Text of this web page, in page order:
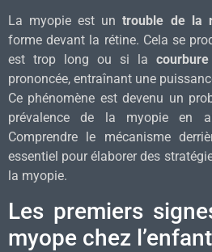
La myopie est untrouble de la
forme devant la rétine. Cela se
est trop long ou si la
prononcée, entraînant une
Ce phénomène est devenu un
prévalence de la myopie en
Comprendre le mécanisme
essentiel pour élaborer des
la myopie.
Les premiers
myope chez l’enfant